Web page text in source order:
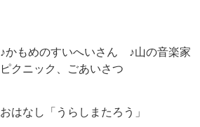
♪かもめのすいへいさん ♪山の音楽家
ピクニック、ごあいさつ
おはなし「うらしまたろう」